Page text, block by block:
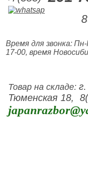
Время для звонка:
17-00, время
Товар на складе:
Тюменская 18,